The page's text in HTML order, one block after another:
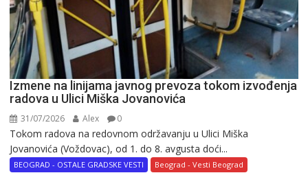
Izmene na linijama javnog prevoza tokom izvođenja
radova u Ulici Miška Jovanovića
31/07/2026 Alex 0
Tokom radova na redovnom održavanju u Ulici Miška
Jovanovića (Voždovac), od 1. do 8. avgusta doći...
BEOGRAD - OSTALE GRADSKE VESTI
Beograd - Vesti Beograd